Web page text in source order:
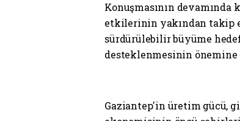
Konuşmasının
etkilerinin yakından takip
sürdürülebilir büyüme
desteklenmesinin
Gaziantep'in üretim gücü,